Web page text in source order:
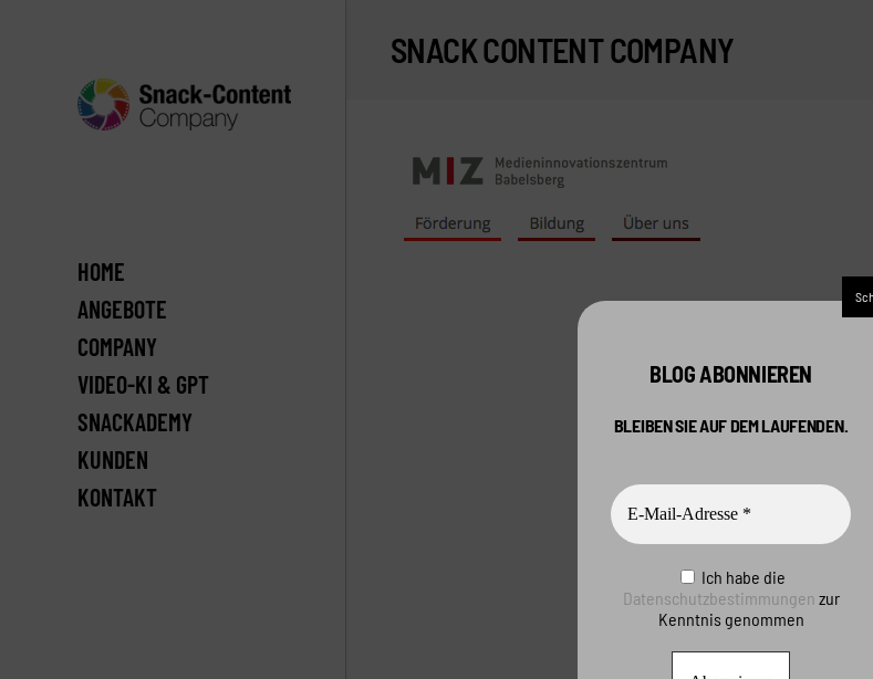
HOME
ANGEBOTE
COMPANY
VIDEO-KI & GPT
SNACKADEMY
KUNDEN
KONTAKT
SNACK CONTENT COMPANY
BLOG ABONNIEREN
BLEIBEN SIE AUF DEM LAUFENDEN.
Ich habe die
Datenschutzbestimmungen zur
Kenntnis genommen